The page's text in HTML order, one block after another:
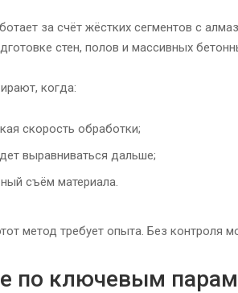
за счёт жёстких сегментов с
стен, полов и массивных
когда:
скорость обработки;
выравниваться дальше;
съём материала.
метод требует опыта. Без контроля
по ключевым